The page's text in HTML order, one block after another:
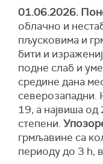
01.06.2026.
облачно и
пљусковима и
бити и
подне слаб и
средине дана
северозападни.
19, а највиша
степени.
грмљавинe са
периоду до 3 h,